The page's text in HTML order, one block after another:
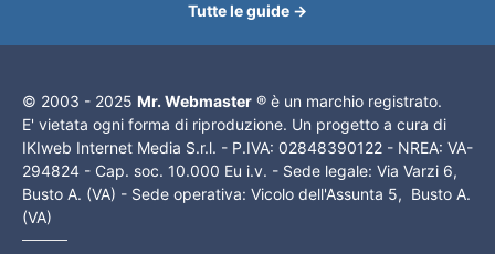
Tutte le guide →
© 2003 - 2025 Mr. Webmaster ® è un marchio registrato.
E' vietata ogni forma di riproduzione. Un progetto a cura di
IKIweb Internet Media S.r.l. - P.IVA: 02848390122 - NREA: VA-
294824 - Cap. soc. 10.000 Eu i.v. - Sede legale: Via Varzi 6,
Busto A. (VA) - Sede operativa: Vicolo dell'Assunta 5, Busto A.
(VA)